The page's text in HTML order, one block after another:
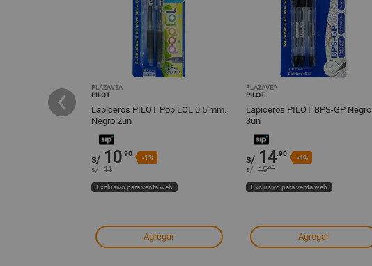
PLAZAVEA
PILOT
Lapiceros PILOT Pop LOL 0.5 mm.
Negro 2un
s/ 10.90
-1%
s/ 11
Exclusivo para venta web
Agregar
PLAZAVEA
PILOT
Lapiceros PILOT BPS-GP Negro
3un
s/ 14.90
-4%
s/ 15.60
Exclusivo para venta web
Agregar